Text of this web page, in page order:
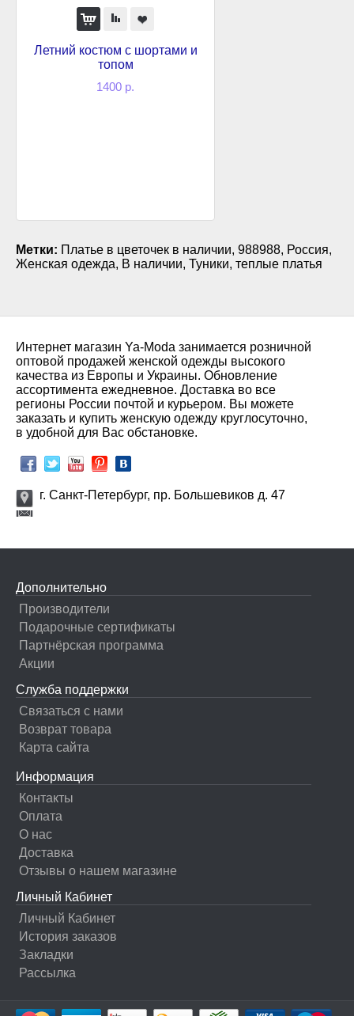
Летний костюм с шортами и
топом
1400 р.
Метки: Платье в цветочек в наличии, 988988, Россия,
Женская одежда, В наличии, Туники, теплые платья
Интернет магазин Ya-Moda занимается розничной
оптовой продажей женской одежды высокого
качества из Европы и Украины. Обновление
ассортимента ежедневное. Доставка во все
регионы России почтой и курьером. Вы можете
заказать и купить женскую одежду круглосуточно,
в удобной для Вас обстановке.
г. Санкт-Петербург, пр. Большевиков д. 47
Дополнительно
Производители
Подарочные сертификаты
Партнёрская программа
Акции
Служба поддержки
Связаться с нами
Возврат товара
Карта сайта
Информация
Контакты
Оплата
О нас
Доставка
Отзывы о нашем магазине
Личный Кабинет
Личный Кабинет
История заказов
Закладки
Рассылка